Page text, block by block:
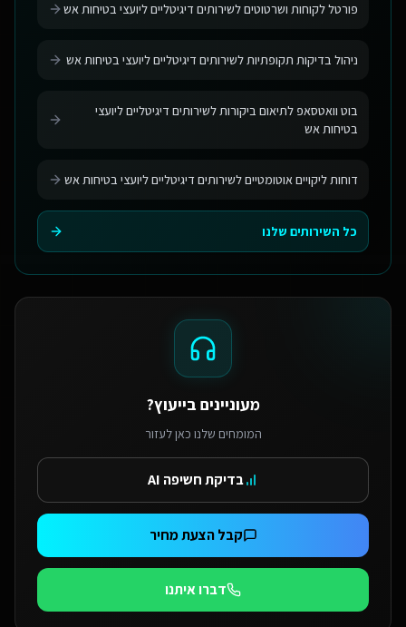
פורטל לקוחות ושרטוטים לשירותים דיגיטליים ליועצי בטיחות אש
ניהול בדיקות תקופתיות לשירותים דיגיטליים ליועצי בטיחות אש
בוט וואטסאפ לתיאום ביקורות לשירותים דיגיטליים ליועצי
בטיחות אש
דוחות ליקויים אוטומטיים לשירותים דיגיטליים ליועצי בטיחות אש
כל השירותים שלנו
מעוניינים בייעוץ?
המומחים שלנו כאן לעזור
בדיקת חשיפה AI
קבל הצעת מחיר
דברו איתנו